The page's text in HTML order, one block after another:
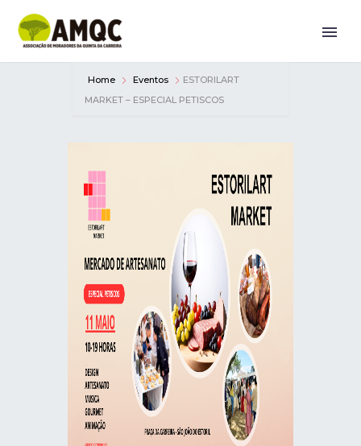
Home Eventos
ESTORILART
MARKET – ESPECIAL PETISCOS